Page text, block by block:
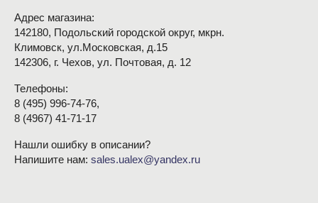
Адрес магазина:
142180, Подольский городской округ, мкрн.
Климовск, ул.Московская, д.15
142306, г. Чехов, ул. Почтовая, д. 12
Телефоны:
8 (495) 996-74-76,
8 (4967) 41-71-17
Нашли ошибку в описании?
Напишите нам: sales.ualex@yandex.ru